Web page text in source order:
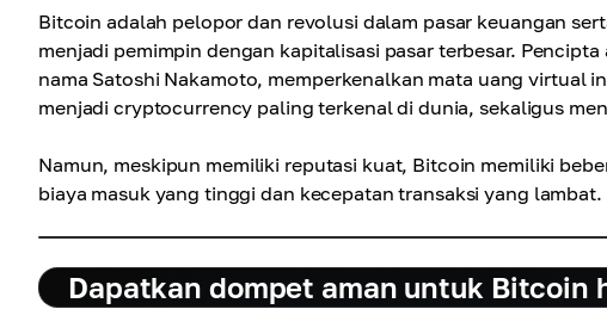
Bitcoin adalah pelopor dan revolusi dalam pasar keuangan
menjadi pemimpin dengan kapitalisasi pasar terbesar.
nama Satoshi Nakamoto, memperkenalkan mata uang virtual
menjadi cryptocurrency paling terkenal di dunia, sekaligus
Namun, meskipun memiliki reputasi kuat, Bitcoin memiliki
biaya masuk yang tinggi dan kecepatan transaksi yang lambat.
Dapatkan dompet aman untuk Bitcoin